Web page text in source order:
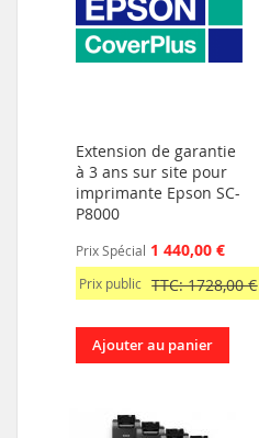
Extension de garantie
à 3 ans sur site pour
imprimante Epson SC-
P8000
Prix Spécial 1 440,00 €
Prix public TTC: 1728,00 €
Ajouter au panier